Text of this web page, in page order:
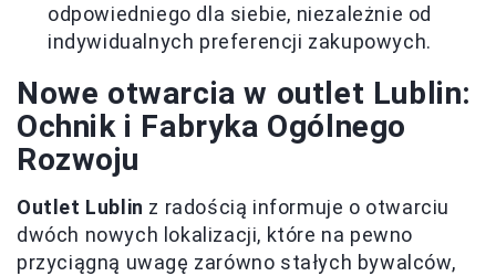
odpowiedniego dla siebie, niezależnie od
indywidualnych preferencji zakupowych.
Nowe otwarcia w outlet Lublin:
Ochnik i Fabryka Ogólnego
Rozwoju
Outlet Lublin z radością informuje o otwarciu
dwóch nowych lokalizacji, które na pewno
przyciągną uwagę zarówno stałych bywalców,